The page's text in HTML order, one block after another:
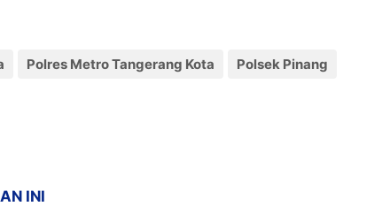
Polres Metro Tangerang Kota
Polsek Pinang
INI